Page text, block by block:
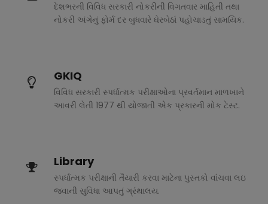
દેશભરની વિવિધ સરકારી નોકરીની વિગતવાર માહિતી તથા
નોકરી અંગેનું ફોર્મ દર બુધવારે ઘેરબેઠાં પહોચાડતું સામયિક.
GKIQ
વિવિધ સરકારી સ્પર્ધાત્મક પરીક્ષાઓના પ્રવર્તમાન માળખાને
આવરી લેતી 1977 થી યોજાતી એક પ્રકારની મોક ટેસ્ટ.
Library
સ્પર્ધાત્મક પરીક્ષાની તૈયારી કરવા માટેના પુસ્તકો વાંચવા લઇ
જવાની સુવિધા આપતું ગ્રંથાલય.